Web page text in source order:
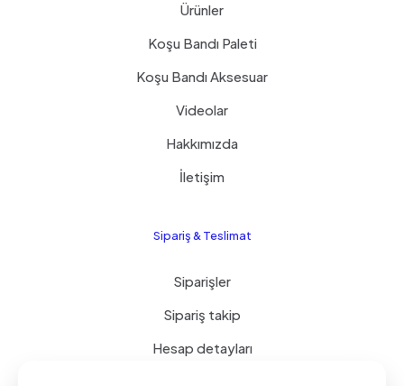
Ürünler
Koşu Bandı Paleti
Koşu Bandı Aksesuar
Videolar
Hakkımızda
İletişim
Sipariş & Teslimat
Siparişler
Sipariş takip
Hesap detayları